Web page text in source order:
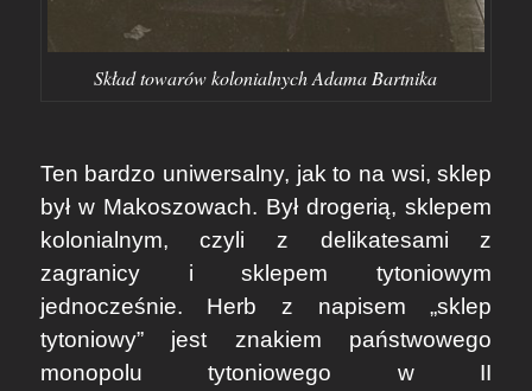
Skład towarów kolonialnych Adama Bartnika
Ten bardzo uniwersalny, jak to na wsi, sklep
był w Makoszowach. Był drogerią, sklepem
kolonialnym, czyli z delikatesami z
zagranicy i sklepem tytoniowym
jednocześnie. Herb z napisem „sklep
tytoniowy” jest znakiem państwowego
monopolu tytoniowego w II